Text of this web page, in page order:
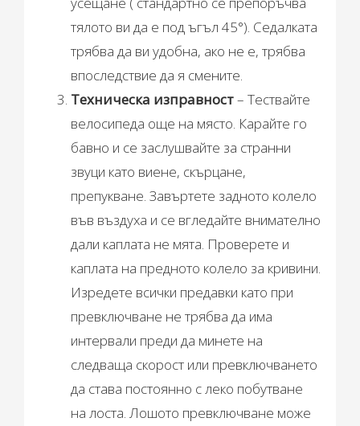
тялото ви да е под ъгъл 45°). Седалката
трябва да ви удобна, ако не е, трябва
впоследствие да я смените.
Техническа изправност– Тествайте
велосипеда още на място. Карайте го
бавно и се заслушвайте за странни
звуци като виене, скърцане,
препукване. Завъртете задното колело
във въздуха и се вгледайте внимателно
дали каплата не мята. Проверете и
каплата на предното колело за кривини.
Изредете всички предавки като при
превключване не трябва да има
интервали преди да минете на
следваща скорост или превключването
да става постоянно с леко побутване
на лоста. Лошото превключване може